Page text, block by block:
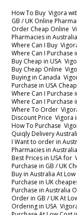
How To Buy Vigora
GB / UK Online
Order Cheap Online
Pharmacies in
Where Can I Buy
Where Can I
Buy Cheap in USA
Buy Cheap Online
Buying in Canada
Purchase in USA
Where Can I
Where Can I
Where To Order
Discount Price
How To Purchase
Quiqly Delivery
I Want to order in
Pharmacies in
Best Prices in USA
Purchase in GB / UK
Buy in Australia At
Purchase in UK
Purchase in Australia
Order in GB / UK At
Ordering in USA